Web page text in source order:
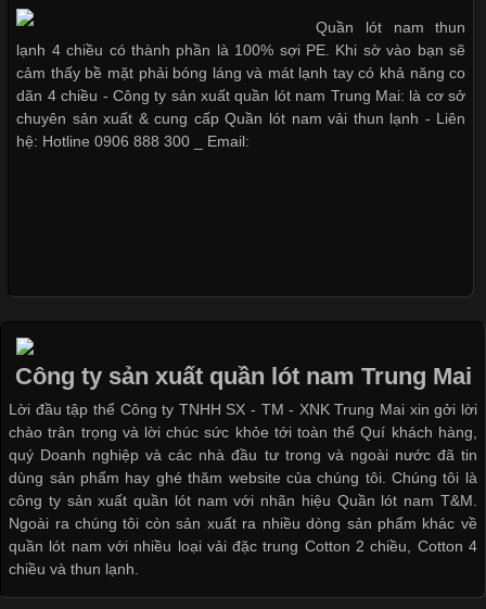
nhất trong ngành thời trang nhờ đặc tính co giãn, mềm mại và
thoải mái khi mặc. Từ áo thun, đồ thể thao cho đến đồ lót nam,
vải thun luôn đóng vai trò quan trọng trong quá trình sản xuất.
Hiện nay, nhu cầu tìm kiếm quần lót nam giá
thuộc và được sử dụng phổ biến nhất hiện nay. Không chỉ đa
dạng về màu sắc hay chất liệu, áo thun còn có nhiều form dáng
khác nhau để phù hợp với từng phong cách thời trang và nhu
cầu
Khám Phá Áo Phông Trang Phục Phổ Biến Nhất Hiện Nay
Nguyên bộ quần lót nam Boxer
thun lạnh giá rẻ
Quần lót nam thun
lạnh 4 chiều có thành phần là 100% sợi PE. Khi sờ vào bạn sẽ
cảm thấy bề mặt phải bóng láng và mát lạnh tay có khả năng co
dãn 4 chiều - Công ty sản xuất quần lót nam Trung Mai: là cơ sở
chuyên sản xuất & cung cấp Quần lót nam vải thun lạnh - Liên
hệ: Hotline 0906 888 300 _ Email:
Công ty sản xuất quần lót nam Trung Mai
Lời đầu tập thể Công ty TNHH SX - TM - XNK Trung Mai xin gởi lời
chào trân trọng và lời chúc sức khỏe tới toàn thể Quí khách hàng,
quý Doanh nghiệp và các nhà đầu tư trong và ngoài nước đã tin
dùng sản phẩm hay ghé thăm website của chúng tôi. Chúng tôi là
công ty sản xuất quần lót nam với nhãn hiệu Quần lót nam T&M.
Ngoài ra chúng tôi còn sản xuất ra nhiều dòng sản phẩm khác về
quần lót nam với nhiều loại vải đặc trung Cotton 2 chiều, Cotton 4
chiều và thun lạnh.